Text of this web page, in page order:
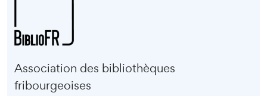
Association des bibliothèques
fribourgeoises